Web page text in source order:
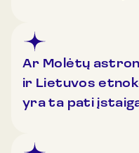
Ar Molėtų
ir Lietuvos
yra ta pati